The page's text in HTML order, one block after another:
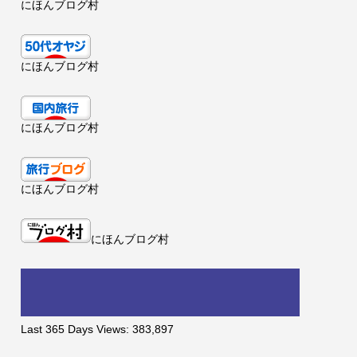
にほんブログ村
にほんブログ村
にほんブログ村
にほんブログ村
にほんブログ村
Last 365 Days Views: 383,897